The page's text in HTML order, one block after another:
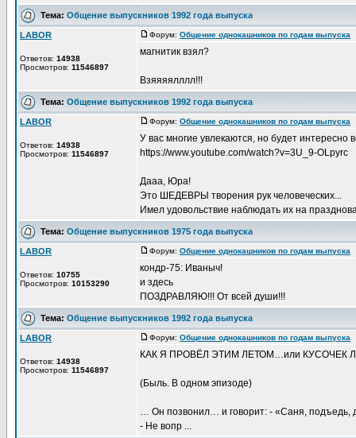
Тема: Общение выпускников 1992 года выпуска
LABOR
Ответов: 14938
Просмотров: 11546897
Форум: Общение однокашников по годам выпуска
магнитик взял?
Взяяяялллл!!!
Тема: Общение выпускников 1992 года выпуска
LABOR
Ответов: 14938
Просмотров: 11546897
Форум: Общение однокашников по годам выпуска
У вас многие увлекаются, но будет интересно
https://www.youtube.com/watch?v=3U_9-OLpyrc
Дааа, Юра!
Это ШЕДЕВРЫ творения рук человеческих...
Имел удовольствие наблюдать их на
Тема: Общение выпускников 1975 года выпуска
LABOR
Ответов: 10755
Просмотров: 10153290
Форум: Общение однокашников по годам выпуска
кондр-75: Иваныч!
и здесь
ПОЗДРАВЛЯЮ!!! От всей души!!!
Тема: Общение выпускников 1992 года выпуска
LABOR
Ответов: 14938
Просмотров: 11546897
Форум: Общение однокашников по годам выпуска
КАК Я ПРОВЁЛ ЭТИМ ЛЕТОМ…или
(Быль. В одном эпизоде)
… Он позвонил… и говорит: - «Саня, подъедь,
- Не вопр ...